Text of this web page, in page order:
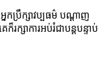
កប្រឹក្សាវប្បធម៌ បណ្តាញ
ក្សាការអប់រំជាបន្តបន្ទាប់